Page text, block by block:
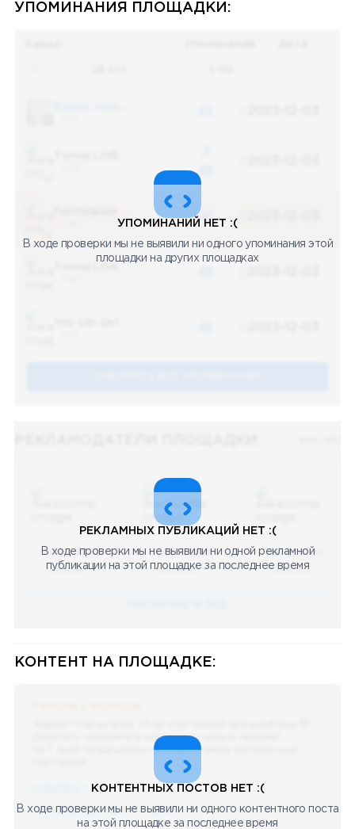
УПОМИНАНИЯ ПЛОЩАДКИ:
48
48
УПОМИНАНИЙ НЕТ :(
В ходе проверки мы не выявили ни одного упоминания этой
площадки на других площадках
08.05.2023
Научный
08.05.2023
Научный
08.05.2023
Научный
РЕКЛАМНЫХ ПУБЛИКАЦИЙ НЕТ :(
В ходе проверки мы не выявили ни одной рекламной
публикации на этой площадке за последнее время
КОНТЕНТ НА ПЛОЩАДКЕ:
Делитесь скринами в комментах целую неделю!
За 7 дней традиционно выберу самые интересные
🔥 75 👍🏻 487 ❤️ 875 🥴 19 12.4k 12:45
КОНТЕНТНЫХ ПОСТОВ НЕТ :(
В ходе проверки мы не выявили ни одного контентного поста
на этой площадке за последнее время